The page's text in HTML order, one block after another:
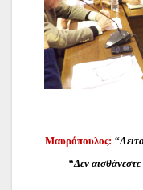
Μαυρόπουλος:
“Δεν